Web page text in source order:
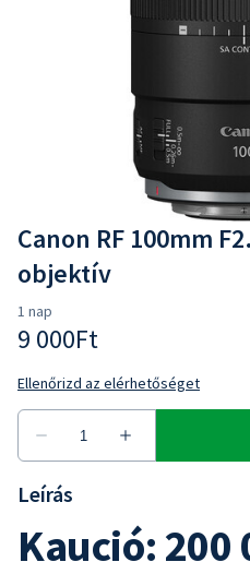
Canon RF 100mm
objektív
Leírás
Kaució: 200